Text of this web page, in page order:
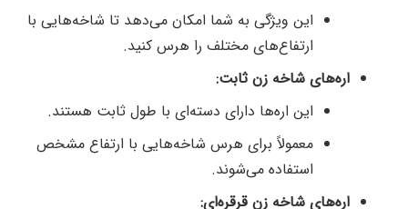
این ویژگی به شما امکان می‌دهد تا شاخه‌هایی با
ارتفاع‌های مختلف را هرس کنید.
اره‌های شاخه زن ثابت:
این اره‌ها دارای دسته‌ای با طول ثابت هستند.
معمولاً برای هرس شاخه‌هایی با ارتفاع مشخص
استفاده می‌شوند.
اره‌های شاخه زن قرقره‌ای: